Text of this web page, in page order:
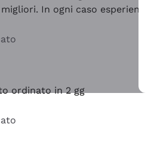
In ogni caso esperienza
ordinato in 2 gg